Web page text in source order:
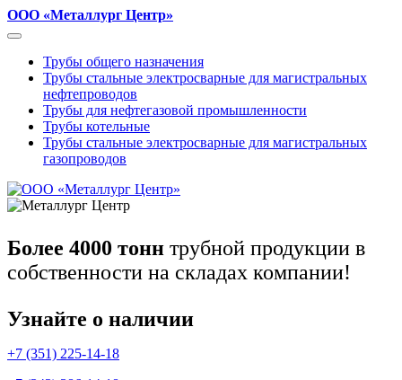
ООО «Металлург Центр»
Трубы общего назначения
Трубы стальные электросварные для магистральных
нефтепроводов
Трубы для нефтегазовой промышленности
Трубы котельные
Трубы стальные электросварные для магистральных
газопроводов
Более 4000 тонн трубной продукции в
собственности на складах компании!
Узнайте о наличии
+7 (351) 225-14-18